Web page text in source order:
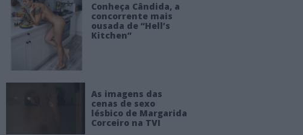
Conheça Cândida, a
concorrente mais
ousada de “Hell’s
Kitchen”
As imagens das
cenas de sexo
lésbico de Margarida
Corceiro na TVI